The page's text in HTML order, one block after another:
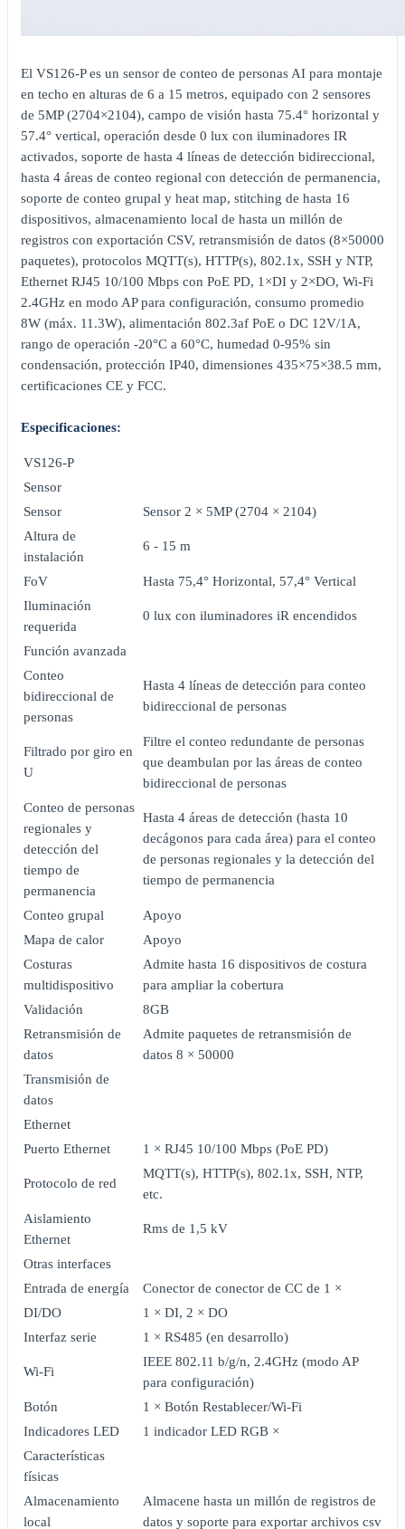
El VS126-P es un sensor de conteo de personas AI para montaje
en techo en alturas de 6 a 15 metros, equipado con 2 sensores
de 5MP (2704×2104), campo de visión hasta 75.4° horizontal y
57.4° vertical, operación desde 0 lux con iluminadores IR
activados, soporte de hasta 4 líneas de detección bidireccional,
hasta 4 áreas de conteo regional con detección de permanencia,
soporte de conteo grupal y heat map, stitching de hasta 16
dispositivos, almacenamiento local de hasta un millón de
registros con exportación CSV, retransmisión de datos (8×50000
paquetes), protocolos MQTT(s), HTTP(s), 802.1x, SSH y NTP,
Ethernet RJ45 10/100 Mbps con PoE PD, 1×DI y 2×DO, Wi-Fi
2.4GHz en modo AP para configuración, consumo promedio
8W (máx. 11.3W), alimentación 802.3af PoE o DC 12V/1A,
rango de operación -20°C a 60°C, humedad 0-95% sin
condensación, protección IP40, dimensiones 435×75×38.5 mm,
certificaciones CE y FCC.
Especificaciones:
VS126-P
Sensor
Sensor
Sensor 2 × 5MP (2704 × 2104)
Altura de
instalación
6 - 15 m
FoV
Hasta 75,4° Horizontal, 57,4° Vertical
Iluminación
requerida
0 lux con iluminadores iR encendidos
Función avanzada
Conteo
bidireccional de
personas
Hasta 4 líneas de detección para conteo
bidireccional de personas
Filtrado por giro en
U
Filtre el conteo redundante de personas
que deambulan por las áreas de conteo
bidireccional de personas
Conteo de personas
regionales y
detección del
tiempo de
permanencia
Hasta 4 áreas de detección (hasta 10
decágonos para cada área) para el conteo
de personas regionales y la detección del
tiempo de permanencia
Conteo grupal
Apoyo
Mapa de calor
Apoyo
Costuras
multidispositivo
Admite hasta 16 dispositivos de costura
para ampliar la cobertura
Validación
8GB
Retransmisión de
datos
Admite paquetes de retransmisión de
datos 8 × 50000
Transmisión de
datos
Ethernet
Puerto Ethernet
1 × RJ45 10/100 Mbps (PoE PD)
Protocolo de red
MQTT(s), HTTP(s), 802.1x, SSH, NTP,
etc.
Aislamiento
Ethernet
Rms de 1,5 kV
Otras interfaces
Entrada de energía
Conector de conector de CC de 1 ×
DI/DO
1 × DI, 2 × DO
Interfaz serie
1 × RS485 (en desarrollo)
Wi-Fi
IEEE 802.11 b/g/n, 2.4GHz (modo AP
para configuración)
Botón
1 × Botón Restablecer/Wi-Fi
Indicadores LED
1 indicador LED RGB ×
Características
físicas
Almacenamiento
local
Almacene hasta un millón de registros de
datos y soporte para exportar archivos csv